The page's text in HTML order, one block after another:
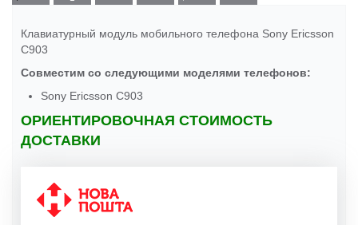
Клавиатурный модуль мобильного телефона Sony Ericsson
C903
Совместим со следующими моделями телефонов:
Sony Ericsson C903
ОРИЕНТИРОВОЧНАЯ СТОИМОСТЬ
ДОСТАВКИ